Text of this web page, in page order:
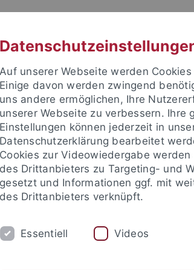
STUDIUM FORSCHUNG
und Publikationen Campusleben Im
und Publikationen attempto online
attempto online
Auf unserer Webseite werden
Einige davon werden zwingend
uns andere ermöglichen, Ihre
unserer Webseite zu verbessern. Ihre
Einstellungen können jederzeit in
Datenschutzerklärung bearbeitet
Cookies zur Videowiedergabe werden
des Drittanbieters zu Targeting- und
gesetzt und Informationen ggf. mit
des Drittanbieters verknüpft.
Essentiell Videos